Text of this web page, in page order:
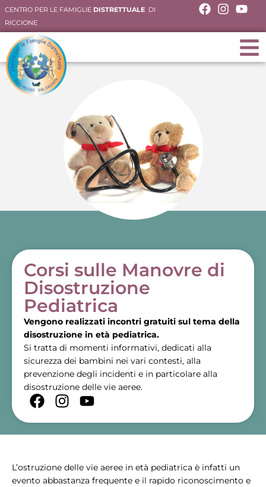
CENTRO PER LE FAMIGLIE DISTRETTUALE DI
RICCIONE
Corsi sulle Manovre di
Disostruzione
Pediatrica
Vengono realizzati incontri gratuiti sul tema della
disostruzione in età pediatrica.
Si tratta di momenti informativi, dedicati alla
sicurezza dei bambini nei vari contesti, alla
prevenzione degli incidenti e in particolare alla
disostruzione delle vie aeree.
L’ostruzione delle vie aeree in età pediatrica è infatti un
evento abbastanza frequente e il rapido riconoscimento e